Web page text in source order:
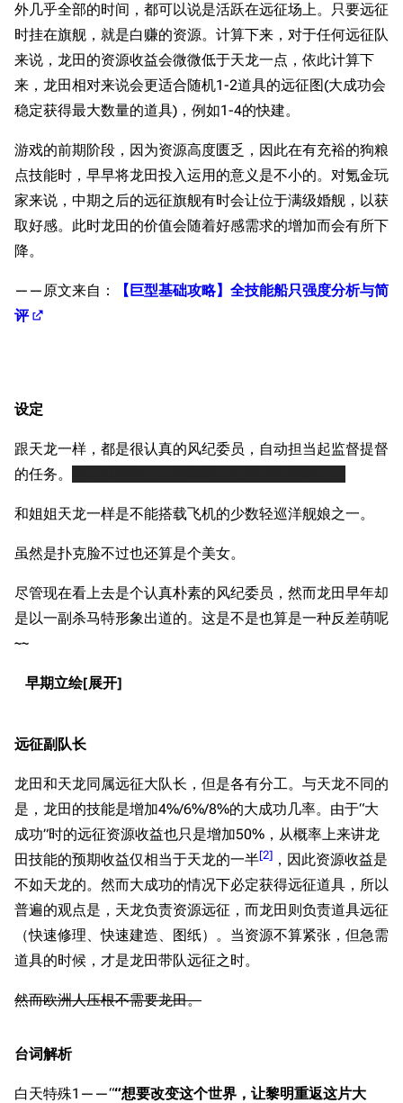
外几乎全部的时间，都可以说是活跃在远征场上。只要远征
时挂在旗舰，就是白赚的资源。计算下来，对于任何远征队
来说，龙田的资源收益会微微低于天龙一点，依此计算下
来，龙田相对来说会更适合随机1-2道具的远征图(大成功会
稳定获得最大数量的道具)，例如1-4的快建。
游戏的前期阶段，因为资源高度匮乏，因此在有充裕的狗粮
点技能时，早早将龙田投入运用的意义是不小的。对氪金玩
家来说，中期之后的远征旗舰有时会让位于满级婚舰，以获
取好感。此时龙田的价值会随着好感需求的增加而会有所下
降。
——原文来自：
【巨型基础攻略】全技能船只强度分析与简
评
设定
跟天龙一样，都是很认真的风纪委员，自动担当起监督提督
的任务。
和姐姐天龙一样是不能搭载飞机的少数轻巡洋舰娘之一。
虽然是扑克脸不过也还算是个美女。
尽管现在看上去是个认真朴素的风纪委员，然而龙田早年却
是以一副杀马特形象出道的。这是不是也算是一种反差萌呢
~~
早期立绘
远征副队长
龙田和天龙同属远征大队长，但是各有分工。与天龙不同的
是，龙田的技能是增加4%/6%/8%的大成功几率。由于“大
成功”时的远征资源收益也只是增加50%，从概率上来讲龙
田技能的预期收益仅相当于天龙的一半[2] ，因此资源收益是
不如天龙的。然而大成功的情况下必定获得远征道具，所以
普遍的观点是，天龙负责资源远征，而龙田则负责道具远征
（快速修理、快速建造、图纸）。当资源不算紧张，但急需
道具的时候，才是龙田带队远征之时。
然而欧洲人压根不需要龙田。
台词解析
白天特殊1——““想要改变这个世界，让黎明重返这片大